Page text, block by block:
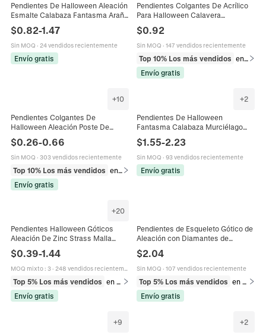
Pendientes De Halloween Aleación
Esmalte Calabaza Fantasma Araña
Asimétricos Largos Colgantes
Joyería De Fiesta Para Mujer
$0.82-1.47
Sin MOQ · 24 vendidos recientemente
Envío gratis
Pendientes Colgantes De Acrílico
Para Halloween Calavera
Fantasma Sombrero De Mago
Joyería Gótica Poste De Acero
$0.92
Sin MOQ · 147 vendidos recientemente
Top 10% Los más vendidos
en Pendientes
Envío gratis
+10
Pendientes Colgantes De
Halloween Aleación Poste De
Murciélago Araña Bruja Fantasma
Plata Vintage Mujer
$0.26-0.66
Sin MOQ · 303 vendidos recientemente
Top 10% Los más vendidos
en Pendientes
Envío gratis
+2
Pendientes De Halloween
Fantasma Calabaza Murciélago
Para Mujeres
$1.55-2.23
Sin MOQ · 93 vendidos recientemente
Envío gratis
+20
Pendientes Halloween Góticos
Aleación De Zinc Strass Malla
Terrorífico Calavera Calabaza
Araña Gato Earring Post Joyería
$0.39-1.44
MOQ mixto: 3· 248 vendidos recientemente
Top 5% Los más vendidos
en Pendientes
Envío gratis
Pendientes de Esqueleto Gótico de
Aleación con Diamantes de
Imitación y Perlas Artificiales de
Halloween Pendientes para Mujer
Joyería
$2.04
Sin MOQ · 107 vendidos recientemente
Top 5% Los más vendidos
en Pendientes
Envío gratis
+9 +2